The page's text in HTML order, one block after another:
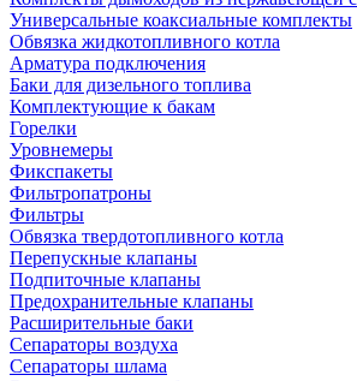
Универсальные коаксиальные комплекты
Обвязка жидкотопливного котла
Арматура подключения
Баки для дизельного топлива
Комплектующие к бакам
Горелки
Уровнемеры
Фикспакеты
Фильтропатроны
Фильтры
Обвязка твердотопливного котла
Перепускные клапаны
Подпиточные клапаны
Предохранительные клапаны
Расширительные баки
Сепараторы воздуха
Сепараторы шлама